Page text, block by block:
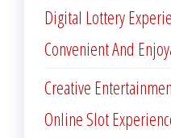
Digital Lottery
Convenient And
Creative
Online Slot